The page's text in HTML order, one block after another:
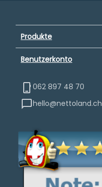
Produkte
Benutzerkonto
062 897 48 70
hello@nettoland.ch